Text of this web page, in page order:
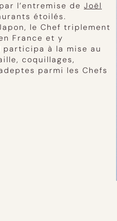
l’entremise de Joël
étoilés.
le Chef triplement
France et y
à la mise au
coquillages,
parmi les Chefs